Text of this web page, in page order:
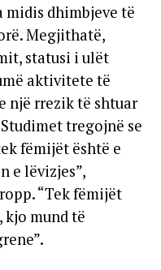
dhimbjeve të
Megjithatë,
statusi i ulët
aktivitete të
një rrezik të shtuar
tregojnë se
fëmijët është e
e lëvizjes”,
“Tek fëmijët
mund të